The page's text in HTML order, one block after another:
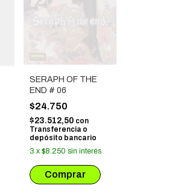
SERAPH OF THE
END # 06
$24.750
$23.512,50 con
Transferencia o
depósito bancario
3 x $8.250 sin interés